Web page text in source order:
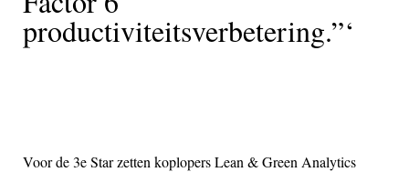
productiviteitsverbetering.”
Voor de 3e Star zetten koplopers Lean & Green Analytics